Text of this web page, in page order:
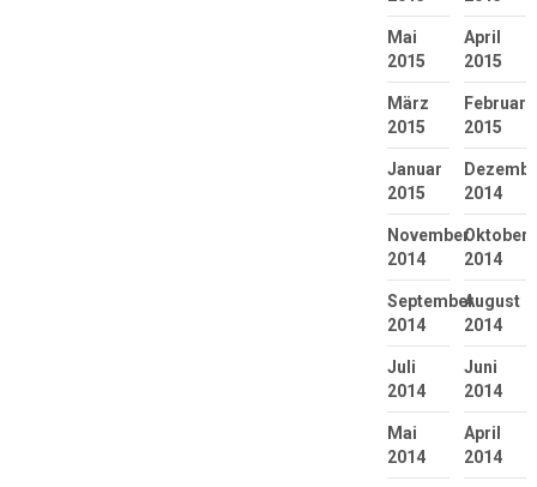
Mai
2015
April
2015
März
2015
Februar
2015
Januar
2015
2014
November
2014
Oktober
2014
September
2014
August
2014
Juli
2014
Juni
2014
Mai
2014
April
2014